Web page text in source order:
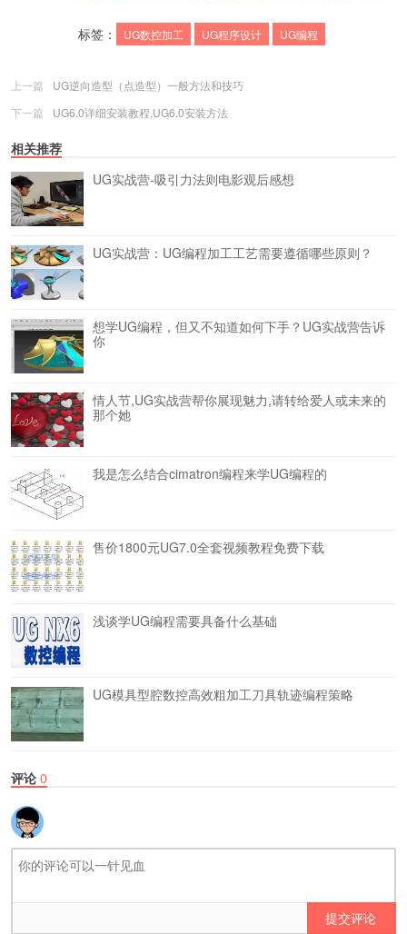
标签：
UG数控加工 UG程序设计 UG编程
上一篇
UG逆向造型（点造型）一般方法和技巧
下一篇
UG6.0详细安装教程,UG6.0安装方法
相关推荐
UG实战营-吸引力法则电影观后感想
UG实战营：UG编程加工工艺需要遵循哪些原则？
想学UG编程，但又不知道如何下手？UG实战营告诉
你
情人节,UG实战营帮你展现魅力,请转给爱人或未来的
那个她
我是怎么结合cimatron编程来学UG编程的
售价1800元UG7.0全套视频教程免费下载
浅谈学UG编程需要具备什么基础
UG模具型腔数控高效粗加工刀具轨迹编程策略
评论 0
提交评论